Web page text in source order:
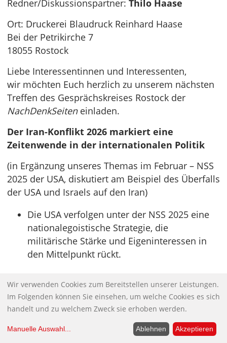
Redner/Diskussionspartner: Thilo Haase
Ort: Druckerei Blaudruck Reinhard Haase
Bei der Petrikirche 7
18055 Rostock
Liebe Interessentinnen und Interessenten,
wir möchten Euch herzlich zu unserem nächsten
Treffen des Gesprächskreises Rostock der
NachDenkSeiteneinladen.
Der Iran-Konflikt 2026 markiert eine
Zeitenwende in der internationalen Politik
(in Ergänzung unseres Themas im Februar – NSS
2025 der USA, diskutiert am Beispiel des Überfalls
der USA und Israels auf den Iran)
Die USA verfolgen unter der NSS 2025 eine
nationalegoistische Strategie, die
militärische Stärke und Eigeninteressen in
den Mittelpunkt rückt.
langjährigen Gegner entscheidend zu
schwächen und politische Strukturen in Iran
Iran antwortet mit massiver asymmetrischer
Wir verwenden Cookies zum Bereitstellen unserer Leistungen.
Im Folgenden können Sie einsehen, um welche Cookies es sich
handelt und zu welchem Zweck sie erhoben werden.
Manuelle Auswahl... Ablehnen Akzeptieren